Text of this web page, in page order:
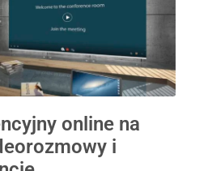
online na
i